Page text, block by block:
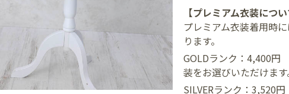
【プレミアム衣装につい
プレミアム衣装着用時
ります。
GOLDランク：4,400円
装をお選びいただけます
SILVERランク：3,520円